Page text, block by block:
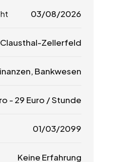
03/08/2026
Clausthal-Zellerfeld
Bankwesen
- 29 Euro / Stunde
01/03/2099
Keine Erfahrung